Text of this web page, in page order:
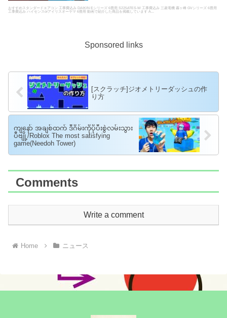
おすすめスタンダードエアコン 工事費込み DAIKIN Eシリーズ 6畳用 S225ATES-W 工事費込み 三菱電機 霧ヶ峰 GVシリーズ 6畳用
工事費込み ハイセンスorアイリスオーヤマ 6畳用 動画で紹介した商品を掲載しています A...
Sponsored links
[スクラッチ]ジオメトリーダッシュの作
り方
ကျနော် အချစ်ထက် ဒီဂိမ်းကိုပိုပီးစွဲလမ်းသွား
ပီဗျို့/Roblox The most satisfying
game(Needoh Tower)
Comments
Write a comment
Home ニュース